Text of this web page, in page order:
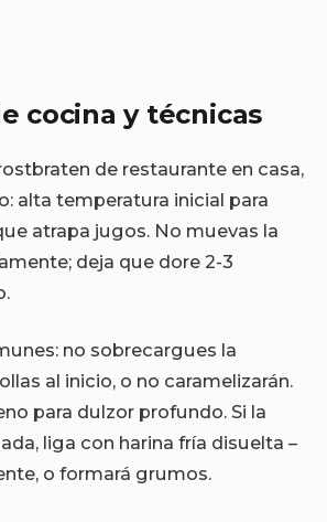
cocina y técnicas
de restaurante en casa,
alta temperatura inicial para
atrapa jugos. No muevas la
deja que dore 2-3
no sobrecargues la
al inicio, o no caramelizarán.
para dulzor profundo. Si la
liga con harina fría disuelta –
o formará grumos.